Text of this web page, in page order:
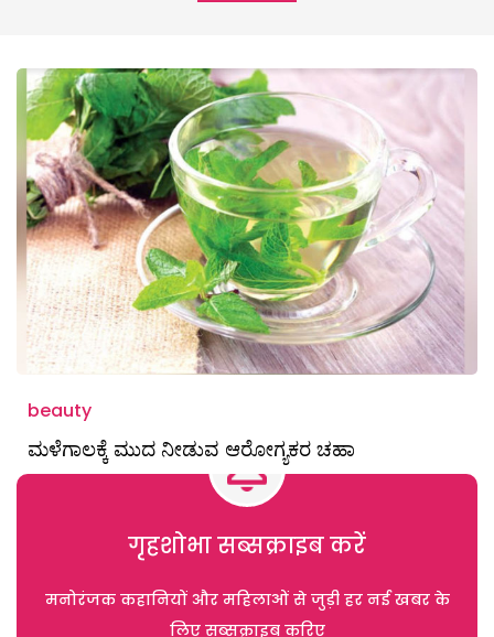
beauty
ಮಳೆಗಾಲಕ್ಕೆ ಮುದ ನೀಡುವ ಆರೋಗ್ಯಕರ ಚಹಾ
गृहशोभा सब्सक्राइब करें
मनोरंजक कहानियों और महिलाओं से जुड़ी हर नई खबर के
लिए सब्सक्राइब करिए